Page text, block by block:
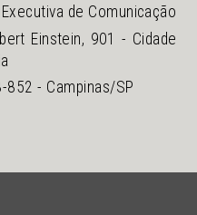
de Comunicação
Einstein, 901 - Cidade
852 - Campinas/SP